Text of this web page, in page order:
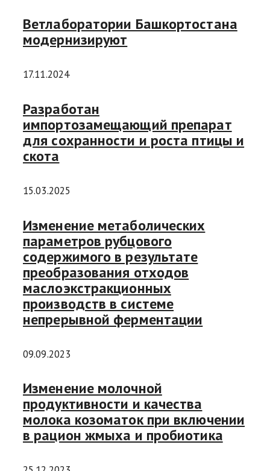
Ветлаборатории Башкортостана
модернизируют
17.11.2024
Разработан
импортозамещающий препарат
для сохранности и роста птицы и
скота
15.03.2025
Изменение метаболических
параметров рубцового
содержимого в результате
преобразования отходов
маслоэкстракционных
производств в системе
непрерывной ферментации
09.09.2023
Изменение молочной
продуктивности и качества
молока козоматок при включении
в рацион жмыха и пробиотика